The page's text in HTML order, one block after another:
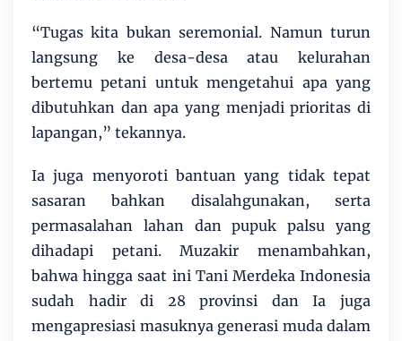
“Tugas kita bukan seremonial. Namun turun
langsung ke desa-desa atau kelurahan
bertemu petani untuk mengetahui apa yang
dibutuhkan dan apa yang menjadi prioritas di
lapangan,” tekannya.
Ia juga menyoroti bantuan yang tidak tepat
sasaran bahkan disalahgunakan, serta
permasalahan lahan dan pupuk palsu yang
dihadapi petani. Muzakir menambahkan,
bahwa hingga saat ini Tani Merdeka Indonesia
sudah hadir di 28 provinsi dan Ia juga
mengapresiasi masuknya generasi muda dalam